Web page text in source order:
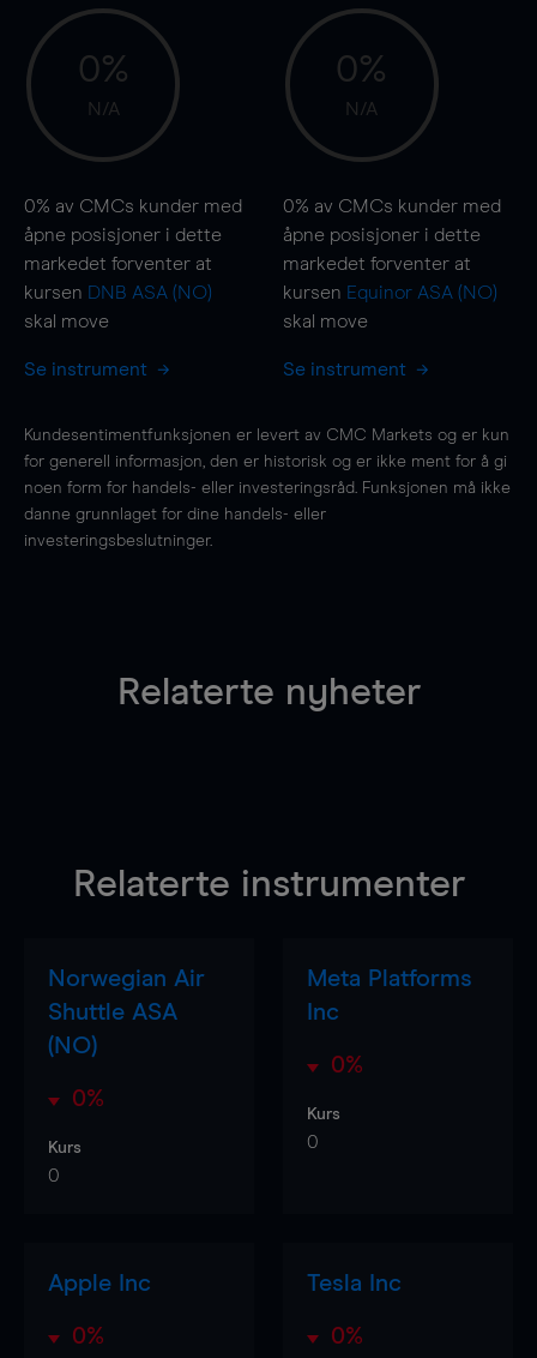
0%
N/A
0% av CMCs kunder med
åpne posisjoner i dette
markedet forventer at
kursen DNB ASA (NO)
skal move
Se instrument
0%
N/A
0% av CMCs kunder med
åpne posisjoner i dette
markedet forventer at
kursen Equinor ASA (NO)
skal move
Se instrument
Kundesentimentfunksjonen er levert av CMC Markets og er kun
for generell informasjon, den er historisk og er ikke ment for å gi
noen form for handels- eller investeringsråd. Funksjonen må ikke
danne grunnlaget for dine handels- eller
investeringsbeslutninger.
Relaterte nyheter
Relaterte instrumenter
Norwegian Air
Shuttle ASA
(NO)
0%
Kurs
0
Meta Platforms
Inc
0%
Kurs
0
Apple Inc
0%
Tesla Inc
0%